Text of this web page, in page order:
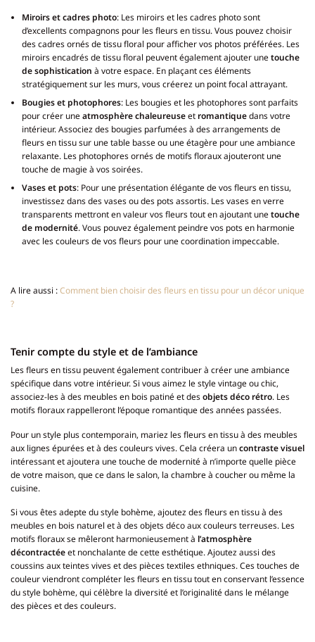
Miroirs et cadres photo: Les miroirs et les cadres photo sont
d’excellents compagnons pour les fleurs en tissu. Vous pouvez choisir
des cadres ornés de tissu floral pour afficher vos photos préférées. Les
miroirs encadrés de tissu floral peuvent également ajouter unetouche
de sophistication à votre espace. En plaçant ces éléments
stratégiquement sur les murs, vous créerez un point focal attrayant.
Bougies et photophores: Les bougies et les photophores sont parfaits
pour créer uneatmosphère chaleureuseet romantiquedans votre
intérieur. Associez des bougies parfumées à des arrangements de
fleurs en tissu sur une table basse ou une étagère pour une ambiance
relaxante. Les photophores ornés de motifs floraux ajouteront une
touche de magie à vos soirées.
Vases et pots: Pour une présentation élégante de vos fleurs en tissu,
investissez dans des vases ou des pots assortis. Les vases en verre
transparents mettront en valeur vos fleurs tout en ajoutant unetouche
de modernité. Vous pouvez également peindre vos pots en harmonie
avec les couleurs de vos fleurs pour une coordination impeccable.
A lire aussi :Comment bien choisir des fleurs en tissu pour un décor unique
?
Tenir compte du style et de l’ambiance
Les fleurs en tissu peuvent également contribuer à créer une ambiance
spécifique dans votre intérieur. Si vous aimez le style vintage ou chic,
associez-les à des meubles en bois patiné et desobjets déco rétro. Les
motifs floraux rappelleront l’époque romantique des années passées.
Pour un style plus contemporain, mariez les fleurs en tissu à des meubles
aux lignes épurées et à des couleurs vives. Cela créera uncontraste visuel
intéressant et ajoutera une touche de modernité à n’importe quelle pièce
de votre maison, que ce dans le salon, la chambre à coucher ou même la
cuisine.
Si vous êtes adepte du style bohème, ajoutez des fleurs en tissu à des
meubles en bois naturel et à des objets déco aux couleurs terreuses. Les
motifs floraux se mêleront harmonieusement à l’atmosphère
décontractéeet nonchalante de cette esthétique. Ajoutez aussi des
coussins aux teintes vives et des pièces textiles ethniques. Ces touches de
couleur viendront compléter les fleurs en tissu tout en conservant l’essence
du style bohème, qui célèbre la diversité et l’originalité dans le mélange
des pièces et des couleurs.